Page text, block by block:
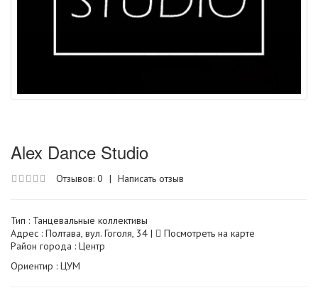
Alex Dance Studio
Отзывов: 0 | Написать отзыв
Тип : Танцевальные коллективы
Адрес : Полтава, вул. Гоголя, 34 |
Посмотреть на карте
Район города : Центр
Ориентир : ЦУМ